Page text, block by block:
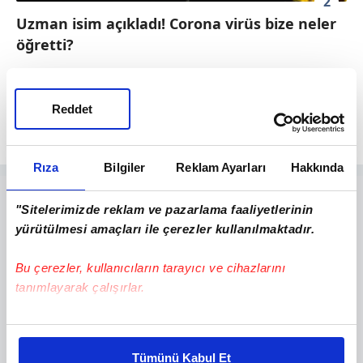
Rıza Bilgiler Reklam Ayarları Hakkında
"Sitelerimizde reklam ve pazarlama faaliyetlerinin
yürütülmesi amaçları ile çerezler kullanılmaktadır.
Bu çerezler, kullanıcıların tarayıcı ve cihazlarını
tanımlayarak çalışırlar.
Bu çerezlere izin vermeniz halinde sizlere özel
Tümünü Kabul Et
Reddet
Uzman isim açıkladı! Corona virüs bize neler
öğretti?
ne yazık ki 'görünmeyen' yeni bir düşmanla
karşı karşıyayız.